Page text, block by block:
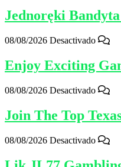
Jednoręki
08/08/2026 Desactivado
Enjoy Exciting
08/08/2026 Desactivado
Join The Top
08/08/2026 Desactivado